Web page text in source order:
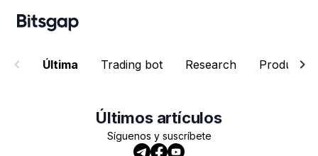
Última Trading bot Research Product
Últimos artículos
Síguenos y suscríbete